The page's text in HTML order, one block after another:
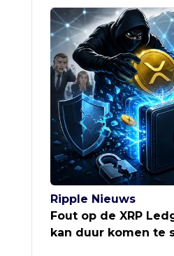
Ripple Nieuws
Fout op de XRP
kan duur komen te